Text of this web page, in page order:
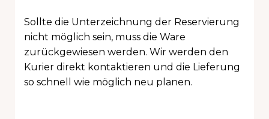
Sollte die Unterzeichnung der Reservierung
nicht möglich sein, muss die Ware
zurückgewiesen werden. Wir werden den
Kurier direkt kontaktieren und die Lieferung
so schnell wie möglich neu planen.